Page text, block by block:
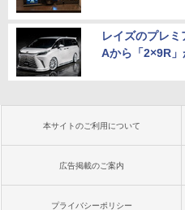
レイズのプレ
Aから「2×9R」
本サイトのご利用について
広告掲載のご案内
プライバシーポリシー